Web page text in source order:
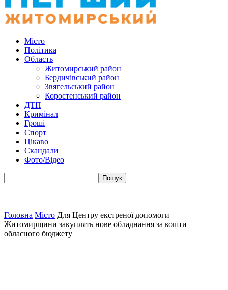
Місто
Політика
Область
Житомирський район
Бердичівський район
Звягельський район
Коростенський район
ДТП
Кримінал
Гроші
Спорт
Цікаво
Скандали
Фото/Відео
Головна Місто Для Центру екстреної допомоги
Житомирщини закуплять нове обладнання за кошти
обласного бюджету